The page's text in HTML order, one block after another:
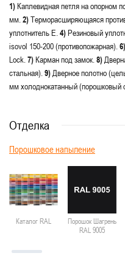
1) Каплевидная петля на опорном
мм. 2)Терморасширяющаяся
уплотнитель E. 4)Резиновый
isovol 150-200 (противопожарная). 6)
Lock. 7) Карман под замок. 8)
стальная). 9)Дверное полотно
мм холоднокатанный (порошковый
Отделка
Порошковое напыление
Каталог RAL
Порошок Шагрень
RAL 9005